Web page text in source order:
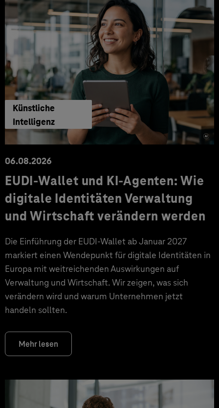
Künstliche
Intelligenz
06.08.2026
EUDI-Wallet und KI-Agenten: Wie
digitale Identitäten Verwaltung
und Wirtschaft verändern werden
Die Einführung der EUDI-Wallet ab Januar 2027
markiert einen Wendepunkt für digitale Identitäten in
Europa mit weitreichenden Auswirkungen auf
Verwaltung und Wirtschaft. Wir zeigen, was sich
verändern wird und warum Unternehmen jetzt
handeln sollten.
Mehr lesen